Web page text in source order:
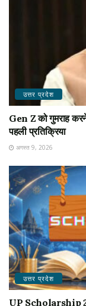
उत्तर प्रदेश
Gen Z को गुमराह
पहली प्रतिक्रिया
अगस्त 9, 2026
उत्तर प्रदेश
UP Scholarship